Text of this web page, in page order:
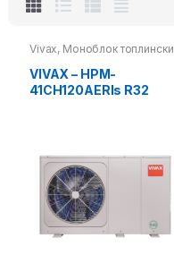
Vivax, Моноблок топлински
VIVAX – HPM-
41CH120AERIs R32